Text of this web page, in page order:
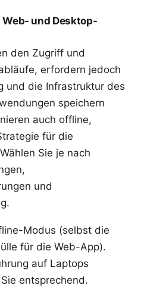
und Desktop-
den Zugriff und
erfordern jedoch
und die Infrastruktur des
speichern
auch offline,
für die
Sie je nach
und
.
Modus (selbst die
für die Web-App).
auf Laptops
entsprechend.